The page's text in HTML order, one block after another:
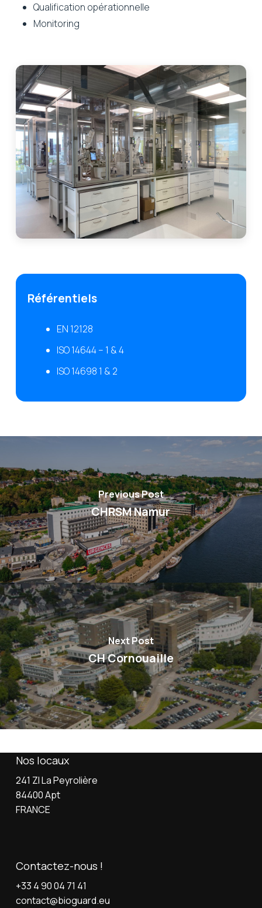
Qualification opérationnelle
Monitoring
Référentiels
EN 12128
ISO 14644 – 1 & 4
ISO 14698 1 & 2
Previous Post
CHRSM Namur
Next Post
CH Cornouaille
Nos locaux
241 ZI La Peyrolière
84400 Apt
FRANCE
Contactez-nous !
+33 4 90 04 71 41
contact@bioguard.eu